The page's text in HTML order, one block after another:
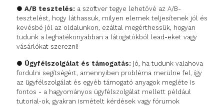
● A/B tesztelés: a szoftver tegye lehetővé az A/B-
tesztelést, hogy láthassuk, milyen elemek teljesítenek jól és
kevésbé jól az oldalunkon, ezáltal megérthessük, hogyan
tudunk a leghatékonyabban a látogatókból lead-eket vagy
vásárlókat szerezni!
● Ügyfélszolgálat és támogatás: jó, ha tudunk valahova
fordulni segítségért, amennyiben probléma merülne fel, így
az ügyfélszolgálat és egyéb támogató anyagok megléte is
fontos - a hagyományos ügyfélszolgálat mellett például
tutorial-ok, gyakran ismételt kérdések vagy fórumok